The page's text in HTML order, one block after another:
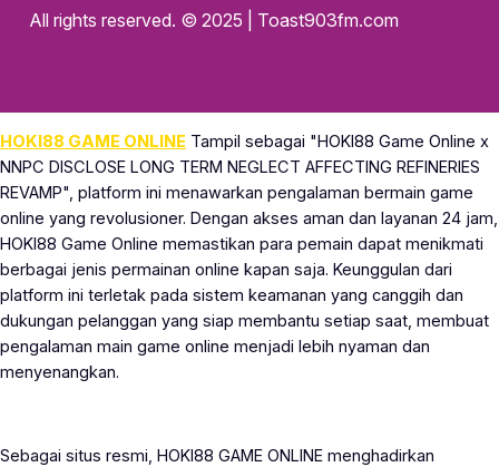
All rights reserved. © 2025 | Toast903fm.com
HOKI88 GAME ONLINE Tampil sebagai "HOKI88 Game Online x
NNPC DISCLOSE LONG TERM NEGLECT AFFECTING REFINERIES
REVAMP", platform ini menawarkan pengalaman bermain game
online yang revolusioner. Dengan akses aman dan layanan 24 jam,
HOKI88 Game Online memastikan para pemain dapat menikmati
berbagai jenis permainan online kapan saja. Keunggulan dari
platform ini terletak pada sistem keamanan yang canggih dan
dukungan pelanggan yang siap membantu setiap saat, membuat
pengalaman main game online menjadi lebih nyaman dan
menyenangkan.
Sebagai situs resmi, HOKI88 GAME ONLINE menghadirkan